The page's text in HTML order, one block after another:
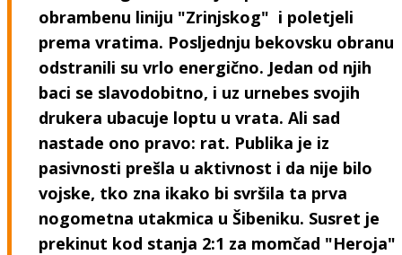
obrambenu liniju "Zrinj­skog" i poletjeli
prema vratima. Posljednju bekovsku obranu
odstranili su vrlo energično. Jedan od njih
baci se slavodobitno, i uz urnebes svojih
drukera ubacuje loptu u vrata. Ali sad
nastade ono pravo: rat. Publika je iz
pasivnosti prešla u aktivnost i da nije bilo
vojske, tko zna ikako bi svršila ta prva
nogometna utakmica u Šibeniku. Susret je
prekinut kod stanja 2:1 za momčad "Heroja"